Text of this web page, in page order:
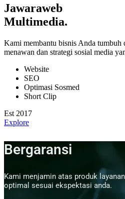
Jawaraweb
Multimedia.
Kami membantu bisnis Anda tumbuh
menawan dan strategi sosial media
Website
SEO
Optimasi Sosmed
Short Clip
Est 2017
Explore
Bergaransi
Kami menjamin atas produk
optimal sesuai ekspektasi anda.